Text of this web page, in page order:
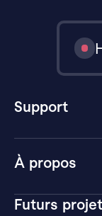
À propos
Futurs
Support